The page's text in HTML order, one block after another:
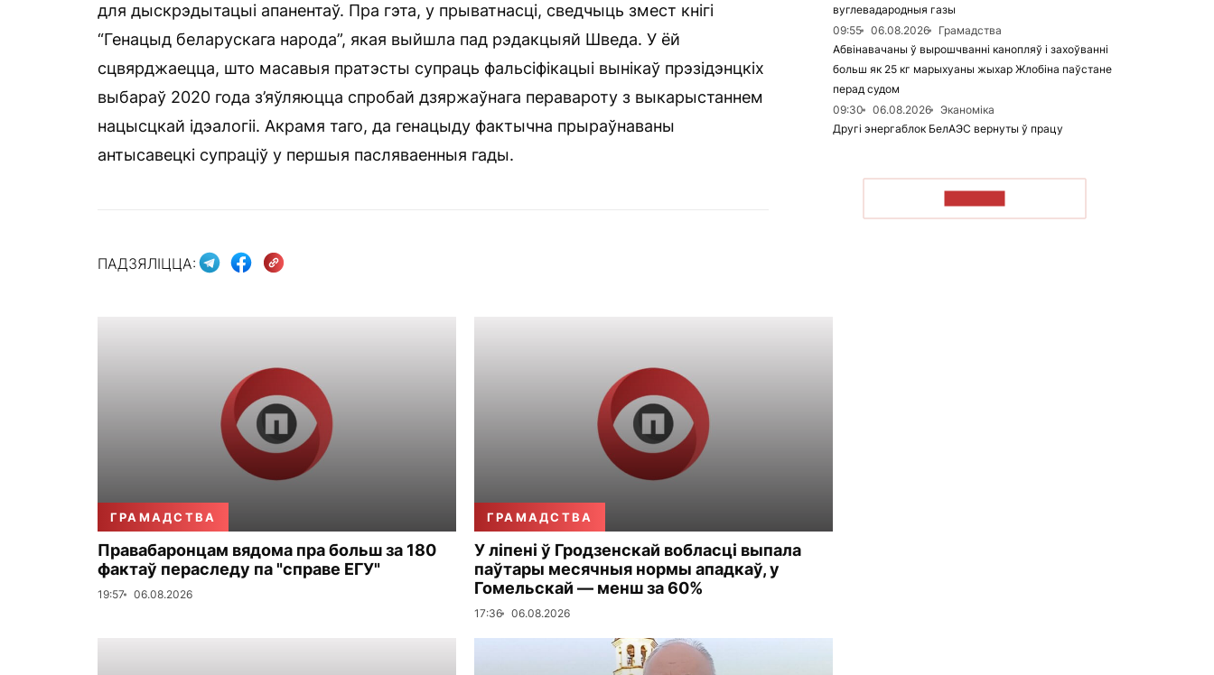
для дыскрэдытацыі апанентаў. Пра гэта, у прыватнасці, сведчыць змест кнігі
“Генацыд беларускага народа”, якая выйшла пад рэдакцыяй Шведа. У ёй
сцвярджаецца, што масавыя пратэсты супраць фальсіфікацыі вынікаў прэзідэнцкіх
выбараў 2020 года з’яўляюцца спробай дзяржаўнага перавароту з выкарыстаннем
нацысцкай ідэалогіі. Акрамя таго, да генацыду фактычна прыраўнаваны
антысавецкі супраціў у першыя пасляваенныя гады.
ПАДЗЯЛІЦЦА:
ГРАМАДСТВА
Правабаронцам вядома пра больш за 180
фактаў пераследу па "справе ЕГУ"
19:57 06.08.2026
ГРАМАДСТВА
У ліпені ў Гродзенскай вобласці выпала
паўтары месячныя нормы ападкаў, у
Гомельскай — менш за 60%
17:36 06.08.2026
вуглевадародныя газы
09:55
06.08.2026
Грамадства
Абвінавачаны ў вырошчванні канопляў і захоўванні
больш як 25 кг марыхуаны жыхар Жлобіна паўстане
перад судом
09:30
06.08.2026
Эканоміка
Другі энергаблок БелАЭС вернуты ў працу